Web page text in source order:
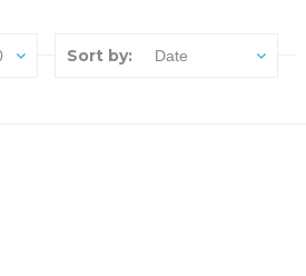
Sort by: Date